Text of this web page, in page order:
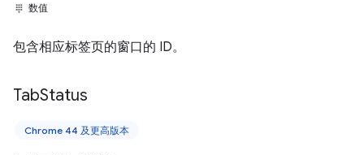
数值
包含相应标签页的窗口的 ID。
TabStatus
Chrome 44 及更高版本